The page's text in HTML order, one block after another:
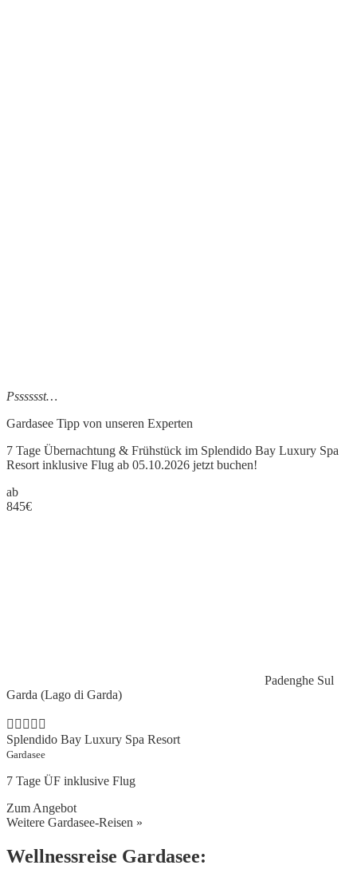
Psssssst…
Gardasee Tipp von unseren Experten
7 Tage Übernachtung & Frühstück im Splendido Bay Luxury Spa
Resort inklusive Flug ab 05.10.2026 jetzt buchen!
ab
845€
Padenghe Sul
Garda (Lago di Garda)
Splendido Bay Luxury Spa Resort
Gardasee
7 Tage ÜF inklusive Flug
Zum Angebot
Weitere Gardasee-Reisen »
Wellnessreise Gardasee: